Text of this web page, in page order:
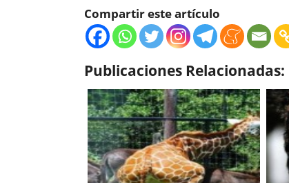
Compartir este artículo
Publicaciones Relacionadas: